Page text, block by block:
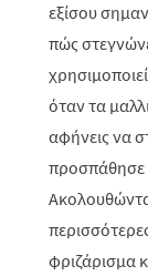
εξίσου
πώς
όταν τα
αφήνεις να
προσπάθησε
φριζάρισμα